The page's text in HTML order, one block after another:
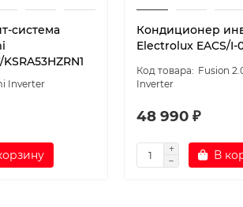
система
Inverter
Кондиционер
Electrolux EACS/I-
Fusion
Inverter
48 990 ₽
В